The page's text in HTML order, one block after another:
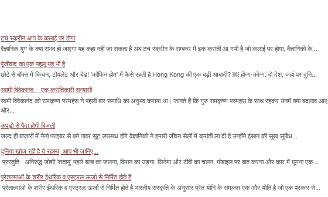
टच स्क्रीन आप के कलाई पर होगा
वैज्ञानिक युग के क्या संभव हो जाएगा यह कहा नहीं जा सकता है अब टच स्क्रीन के सम्बन्ध में इक क्रांती आ गयी है जो कलाई पर होगा, वैज्ञानिको के...
पूंजीवाद का एक पहलू यह भी है
छोटे से बॉक्‍स में किचन, टॉयलेट और बेड! 'कॉफिन होम' में कैसे रहती है Hong Kong की एक बड़ी आबादी? ￼ होन्ग-कोन्ग. वो देश, जहां पर दुनि...
स्वामी विवेकानंद – एक क्रांतिकारी सन्यासी
स्वमी विवेकानंद को रामकृष्ण परमहंस ने पहली बार समाधि का अनुभव कराया था। जानते हैं कि गुरु रामकृष्ण परमहंस के साथ रहकर उनमें क्या बदलाव आए
और...
कपड़ो से पैदा होगी बिजली
जल्द ही बाजारों में नैनो फाइबर से बने पावर सूट उपलब्ध होंगे वैज्ञानिको ने हमारी जीवन सैली में क्रांती ला दी है उन्होंने इंसान की सुख सुबिध...
दुनिया खोज रही है ये रहस्य, आप भी जानिए...
प्रस्तुति : अनिरुद्ध जोशी 'शतायु' पहले बल्ब का जलना, विमान का उड़ना, सिनेमा और टीवी का चलन, मोबाइल पर बात करना और कार में घूमना एक ...
प्रेतात्माओं के शरीर ईथरिक व एस्ट्रल ऊर्जा से निर्मित होते हैं
प्रेतात्माओं के शरीर ईथरिक व एस्ट्रल ऊर्जा से निर्मित होते हैं भारतीय संस्कृति के अनुसार प्रेत योनि के समकक्ष एक और योनि है जो एक प्रकार से...